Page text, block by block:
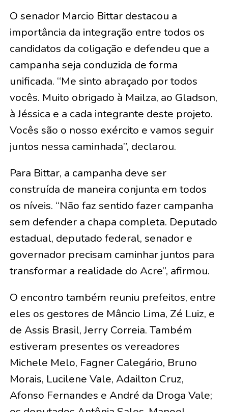
O senador Marcio Bittar destacou a
importância da integração entre todos os
candidatos da coligação e defendeu que a
campanha seja conduzida de forma
unificada. “Me sinto abraçado por todos
vocês. Muito obrigado à Mailza, ao Gladson,
à Jéssica e a cada integrante deste projeto.
Vocês são o nosso exército e vamos seguir
juntos nessa caminhada”, declarou.
Para Bittar, a campanha deve ser
construída de maneira conjunta em todos
os níveis. “Não faz sentido fazer campanha
sem defender a chapa completa. Deputado
estadual, deputado federal, senador e
governador precisam caminhar juntos para
transformar a realidade do Acre”, afirmou.
O encontro também reuniu prefeitos, entre
eles os gestores de Mâncio Lima, Zé Luiz, e
de Assis Brasil, Jerry Correia. Também
estiveram presentes os vereadores
Michele Melo, Fagner Calegário, Bruno
Morais, Lucilene Vale, Adailton Cruz,
Afonso Fernandes e André da Droga Vale;